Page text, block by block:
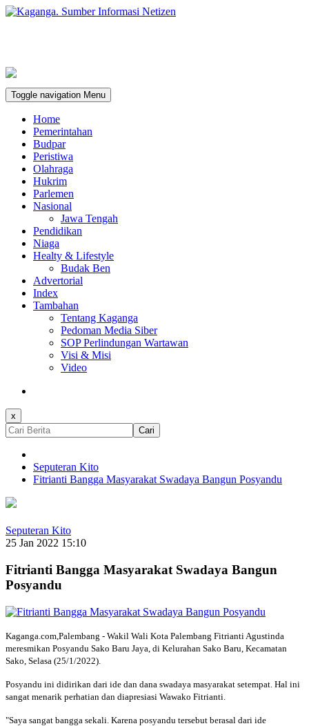
Toggle navigation Menu
Home
Pemerintahan
Budpar
Peristiwa
Olahraga
Hukrim
Parlemen
Nasional
Jawa Tengah
Pendidikan
Niaga
Healty & Lifestyle
Budak Ben
Advertorial
Index
Tambahan
Tentang Kaganga
Pedoman Media Siber
SOP Perlindungan Wartawan
Visi & Misi
Video
x
Cari
Seputeran Kito
Fitrianti Bangga Masyarakat Swadaya Bangun Posyandu
Seputeran Kito
25 Jan 2022 15:10
Fitrianti Bangga Masyarakat Swadaya Bangun
Posyandu
Kaganga.com,Palembang - Wakil Wali Kota Palembang Fitrianti Agustinda
meresmikan Posyandu Sako Baru Jaya, di Kelurahan Sako Baru, Kecamatan
Sako, Selasa (25/1/2022).
Posyandu ini didirikan dari ide dan dana swadaya masyarakat setempat. Hal ini
sangat menarik perhatian dan diapresiasi Wawako Fitrianti.
"Saya sangat bangga sekali. Karena posyandu tersebut berasal dari ide